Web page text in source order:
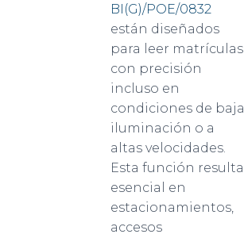
BI(G)/POE/0832
están diseñados
para leer matrículas
con precisión
incluso en
condiciones de baja
iluminación o a
altas velocidades.
Esta función resulta
esencial en
estacionamientos,
accesos